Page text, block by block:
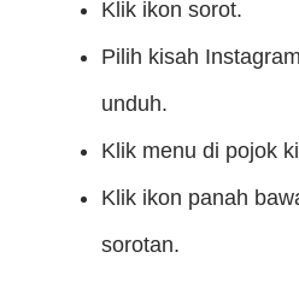
Klik ikon sorot.
Pilih kisah
unduh.
Klik menu di pojok
Klik ikon panah
sorotan.